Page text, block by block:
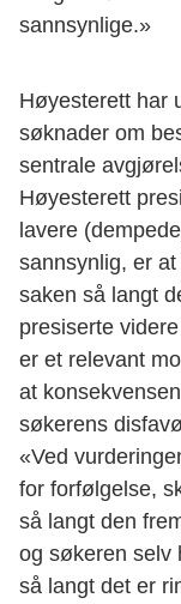
sannsynlige.»
Høyesterett har
søknader om
sentrale
Høyesterett
lavere
sannsynlig, er
saken så langt
presiserte
er et relevant
at
søkerens
«Ved
for forfølgelse,
så langt den
og søkeren selv
så langt det er